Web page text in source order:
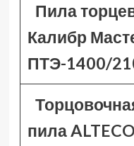
Пила
Калибр
ПТЭ-1400/
пила ALTECO